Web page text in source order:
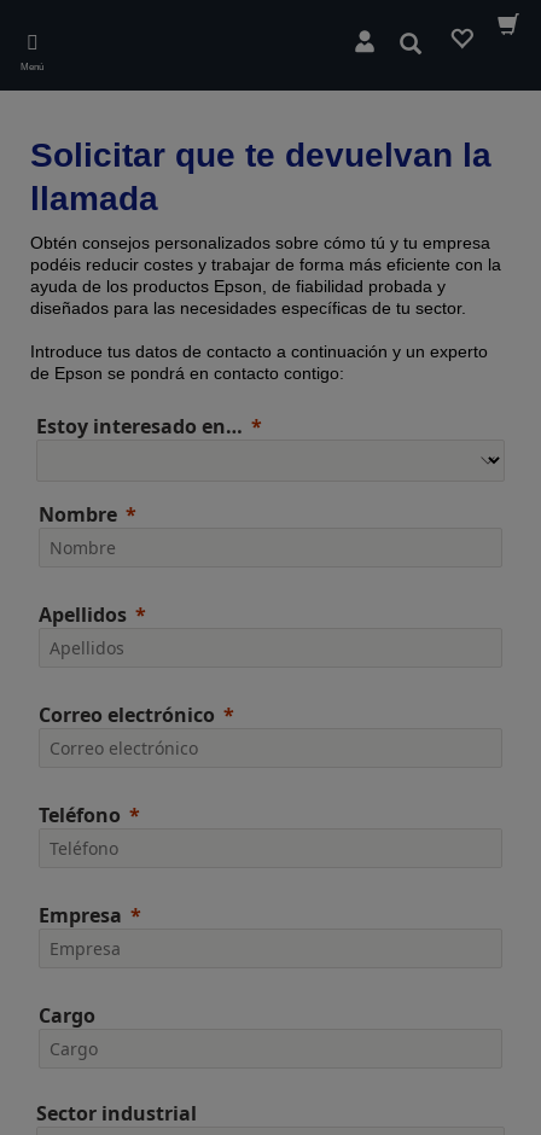
main
content
Menú
Buscar
Solicitar que te devuelvan la
llamada
Obtén consejos personalizados sobre cómo tú y tu empresa
podéis reducir costes y trabajar de forma más eficiente con la
ayuda de los productos Epson, de fiabilidad probada y
diseñados para las necesidades específicas de tu sector.
Introduce tus datos de contacto a continuación y un experto
de Epson se pondrá en contacto contigo:
Estoy interesado en…
Nombre
Apellidos
Correo electrónico
Teléfono
Empresa
Cargo
Sector industrial